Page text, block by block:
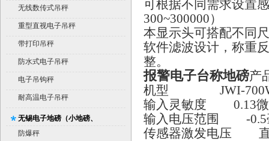
无线数传式吊秤
重型直视电子吊秤
带打印吊秤
防水式电子吊秤
电子吊钩秤
耐高温电子吊秤
无锡电子地磅（小地磅、
平台秤）
防爆秤
可根据不同需求设置
300~300000）
本显示头可搭配不同
软件滤波设计，称重
整。
报警电子台称地磅产
机型 JWI-
输入灵敏度 0.13微
输入电压范围 -0.5
传感器激发电压 直